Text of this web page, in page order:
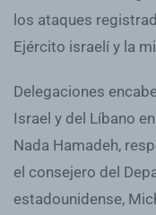
los ataques
Ejército israelí y la
Delegaciones
Israel y del Líbano
Nada Hamadeh,
el consejero del
estadounidense,